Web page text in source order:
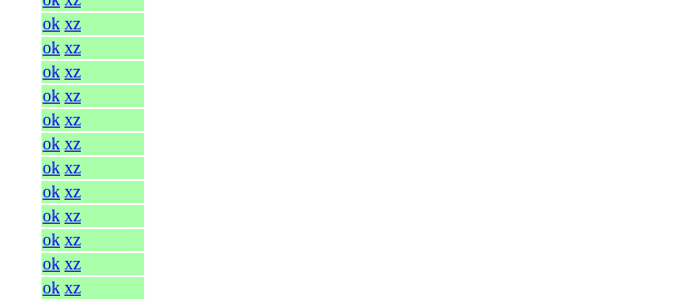
ok xz
ok xz
ok xz
ok xz
ok xz
ok xz
ok xz
ok xz
ok xz
ok xz
ok xz
ok xz